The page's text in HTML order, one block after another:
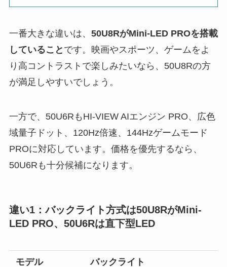
一番大きな違いは、 50U8RがMini-LED PROを搭載
していること です。映画やスポーツ、ゲームをよ
り高コントラストで楽しみたいなら、50U8Rの方
が満足しやすいでしょう。
一方で、50U6RもHI-VIEW AIエンジン PRO、広色
域量子ドット、120Hz倍速、144Hzゲームモード
PROに対応しています。価格を優先するなら、
50U6Rも十分候補になります。
違い1：バックライト方式は50U8RがMini-
LED PRO、50U6Rは直下型LED
モデル バックライト